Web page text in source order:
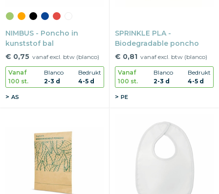
NIMBUS - Poncho in
kunststof bal
€ 0,75 vanaf excl. btw (blanco)
Vanaf
100 st.
Blanco
2-3 d
Bedrukt
4-5 d
AS
SPRINKLE PLA -
Biodegradable poncho
€ 0,81 vanaf excl. btw (blanco)
Vanaf
100 st.
Blanco
2-3 d
Bedrukt
4-5 d
PE